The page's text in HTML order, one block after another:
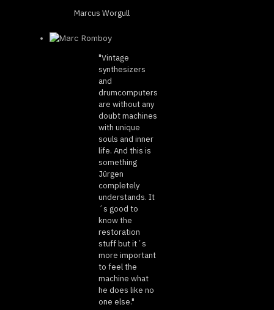
Marcus Worgull
"Vintage
synthesizers
and
drumcomputers
are without any
doubt machines
with unique
souls and inner
life. And this is
something
Jürgen
completely
understands. It
´s good to
know the
restoration
stuff but it´s
more important
to feel the
machine what
he does like no
one else."